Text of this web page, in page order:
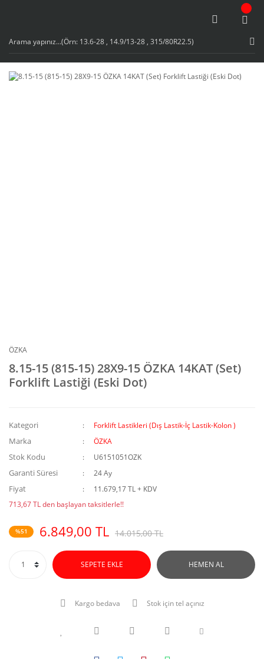
ÖZKA
8.15-15 (815-15) 28X9-15 ÖZKA 14KAT (Set)
Forklift Lastiği (Eski Dot)
Kategori Forklift Lastikleri (Dış Lastik-İç Lastik-Kolon )
Marka ÖZKA
Stok Kodu U6151051OZK
Garanti Süresi 24 Ay
Fiyat
11.679,17 TL + KDV
713,67 TL den başlayan taksitlerle!!
%51 6.849,00 TL 14.015,00 TL
SEPETE EKLE HEMEN AL
Kargo bedava Stok için tel açınız